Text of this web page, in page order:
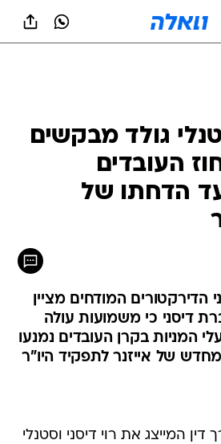
גולד מבקשים
העובדים
הדחתו של
הדירקטורים המודחים מציין
דיסני כי משמועות עולה
מ-70% מבעלי המניות בקרן העובדים נמנעו
של אייזנר לתפקיד היו"ר
דין המייצג את רוי דיסני וסטנלי